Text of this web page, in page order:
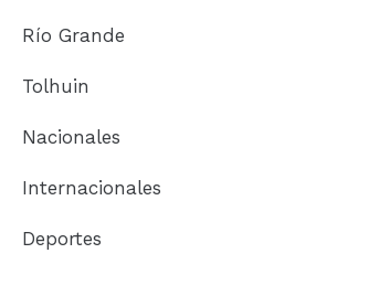
Río Grande
Tolhuin
Nacionales
Internacionales
Deportes